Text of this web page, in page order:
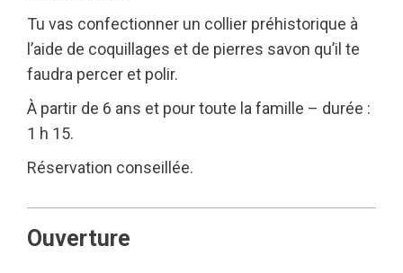
Tu vas confectionner un collier préhistorique à
l’aide de coquillages et de pierres savon qu’il te
faudra percer et polir.
À partir de 6 ans et pour toute la famille – durée :
1 h 15.
Réservation conseillée.
Ouverture